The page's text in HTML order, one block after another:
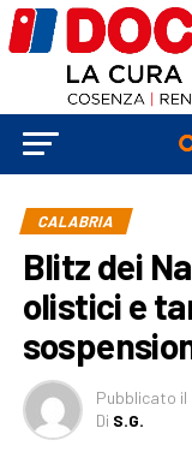
CALABRIA
Blitz dei
olistici e
Pubblicato il
Di S.G.